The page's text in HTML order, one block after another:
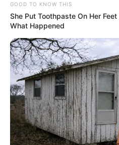
SHARE THIS Share it
Share it Pin it
GOOD TO KNOW THIS
She Put Toothpaste On Her
What Happened